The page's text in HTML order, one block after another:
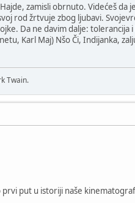
zamisli obrnuto. Videćeš da
rod žrtvuje zbog ljubavi.
Da ne davim dalje: tolerancija i
Karl Maj) Nšo Či, Indijanka,
Twain.
put u istoriji naše